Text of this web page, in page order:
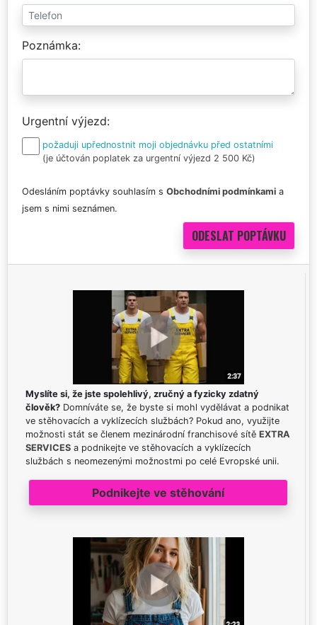
Poznámka
Urgentní výjezd
požaduji upřednostnit moji objednávku před ostatními
(je účtován poplatek za urgentní výjezd 2 500 Kč)
Odesláním poptávky souhlasím s Obchodními podmínkami a
jsem s nimi seznámen.
Myslíte si, že jste spolehlivý, zručný a fyzicky zdatný
člověk? Domníváte se, že byste si mohl vydělávat a podnikat
ve stěhovacích a vyklízecích službách? Pokud ano, využijte
možnosti stát se členem mezinárodní franchisové sítě EXTRA
SERVICES a podnikejte ve stěhovacích a vyklízecích
službách s neomezenými možnostmi po celé Evropské unii.
Podnikejte ve stěhování